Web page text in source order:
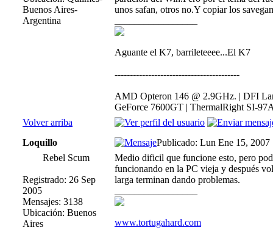
Buenos Aires-
Argentina
unos safan, otros no.Y copiar los
Aguante el K7, barrileteeee...El K7
-----------------------------------------
AMD Opteron 146 @ 2.9GHz. | DFI
GeForce 7600GT | ThermalRight SI-
Volver arriba
Loquillo
Publicado: Lun Ene 15, 2007
Rebel Scum
Registrado: 26 Sep
2005
Mensajes: 3138
Ubicación: Buenos
Aires
Medio dificil que funcione esto, pero
funcionando en la PC vieja y después
larga terminan dando problemas.
www.tortugahard.com